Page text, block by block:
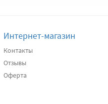
Интернет-магазин
Контакты
Отзывы
Оферта